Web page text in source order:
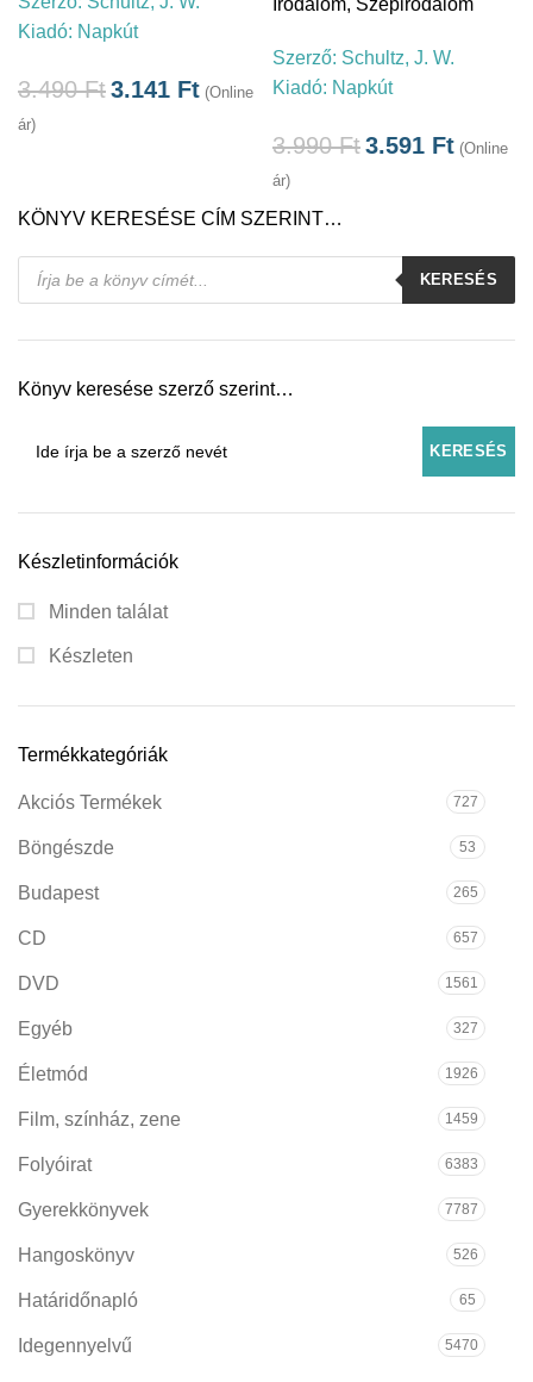
KÖNYV KERESÉSE CÍM SZERINT…
Products
search
KERESÉS
Könyv keresése szerző szerint…
Készletinformációk
Minden találat
Készleten
Termékkategóriák
Akciós Termékek 727
Böngészde 53
Budapest 265
CD 657
DVD 1561
Egyéb 327
Életmód 1926
Film, színház, zene 1459
Folyóirat 6383
Gyerekkönyvek 7787
Hangoskönyv 526
Határidőnapló 65
Idegennyelvű 5470
Kiadó: Napkút
3.490Ft3.141 Ft (Online
ár)
Szerző: Schultz, J. W.
Kiadó: Napkút
3.990Ft3.591 Ft (Online
ár)